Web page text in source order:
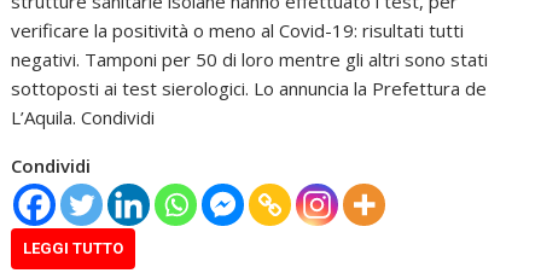
verificare la positività o meno al Covid-19: risultati tutti
negativi. Tamponi per 50 di loro mentre gli altri sono stati
sottoposti ai test sierologici. Lo annuncia la Prefettura de
L’Aquila. Condividi
Condividi
LEGGI TUTTO